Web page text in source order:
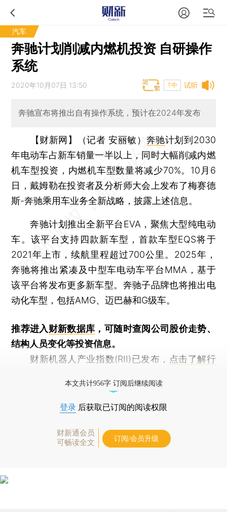
汽车
奔驰计划削减内燃机投资 自研操作
系统
试听
2020年10月07日 13:50 T中
奔驰宣布将推出自有操作系统，预计在2024年发布
【财新网】（记者 安丽敏） 奔驰计划到2030
年电动车占新车销量一半以上，同时大幅削减内燃
机车型投资，内燃机车型数量将减少70%。10月6
日，戴姆勒在投资者及分析师大会上发布了梅赛德
斯-奔驰乘用车业务全新战略，披露上述信息。
奔驰计划推出全新平台EVA，聚焦大型纯电动
车。该平台支持四款新车型，首款车型EQS将于
2021年上市，续航里程超过700公里。2025年，
奔驰将推出紧凑及中型车电动车平台MMA，基于
该平台将发布更多新车型。奔驰子品牌也将推出电
动化车型，包括AMG、迈巴赫和G级车。
推荐进入财新数据库 ，可随时查阅公司股价走势、
结构人员变化等投资信息。
财新机器人产业指数(RII)已发布， 点击了解行
本文共计956字 订阅后继续阅读
登录 后获取已订阅的阅读权限
财新通会员
可畅读全文
订阅/会员升级